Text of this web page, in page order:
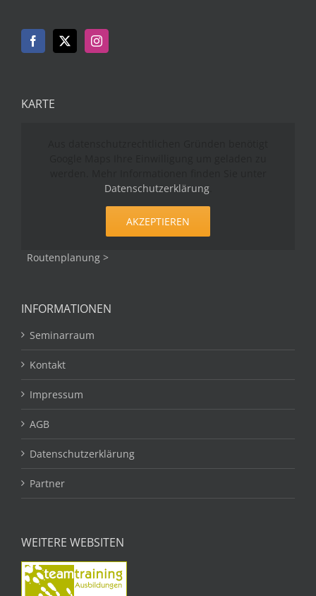
KARTE
Datenschutzerklärung.
AKZEPTIEREN
Routenplanung >
INFORMATIONEN
Seminarraum
Kontakt
Impressum
AGB
Datenschutzerklärung
Partner
WEITERE WEBSITEN